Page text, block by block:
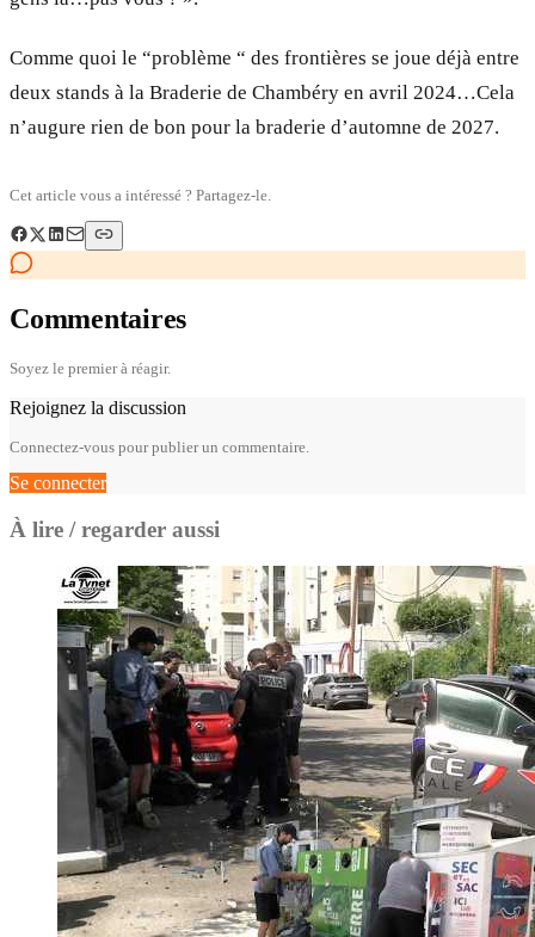
Comme quoi le “problème “ des frontières se joue déjà entre
deux stands à la Braderie de Chambéry en avril 2024…Cela
n’augure rien de bon pour la braderie d’automne de 2027.
Cet article vous a intéressé ? Partagez-le.
Commentaires
Soyez le premier à réagir.
Rejoignez la discussion
Connectez-vous pour publier un commentaire.
Se connecter
À lire / regarder aussi